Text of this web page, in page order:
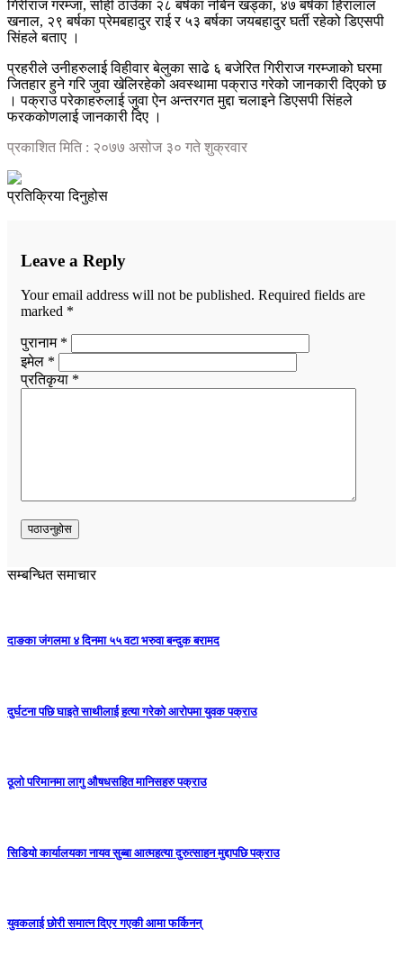
गिरीराज गरम्जा, सोही ठाउँका २८ बर्षका नबिन खड्का, ४७ बर्षका हिरालाल
खनाल, २९ बर्षका प्रेमबहादुर राई र ५३ बर्षका जयबहादुर घर्ती रहेको डिएसपी
सिंहले बताए ।
प्रहरीले उनीहरुलाई विहीवार बेलुका साढे ६ बजेरित गिरीराज गरम्जाको घरमा
जितहार हुने गरि जुवा खेलिरहेको अवस्थामा पक्राउ गरेको जानकारी दिएको छ
। पक्राउ परेकाहरुलाई जुवा ऐन अन्तरगत मुद्दा चलाइने डिएसपी सिंहले
फरककोणलाई जानकारी दिए ।
प्रकाशित मिति : २०७७ असोज ३० गते शुक्रवार
प्रतिक्रिया दिनुहोस
Leave a Reply
Your email address will not be published. Required fields are
marked *
पुरानाम *
इमेल *
प्रतिकृया *
सम्बन्धित समाचार
दाङका जंगलमा ४ दिनमा ५५ वटा भरुवा बन्दुक बरामद
दुर्घटना पछि घाइते साथीलाई हत्या गरेको आरोपमा युवक पक्राउ
ठूलो परिमानमा लागु औषधसहित मानिसहरु पक्राउ
सिडियो कार्यालयका नायव सुब्बा आत्महत्या दुरुत्साहन मुद्दापछि पक्राउ
युवकलाई छोरी समात्न दिएर गएकी आमा फर्किनन्